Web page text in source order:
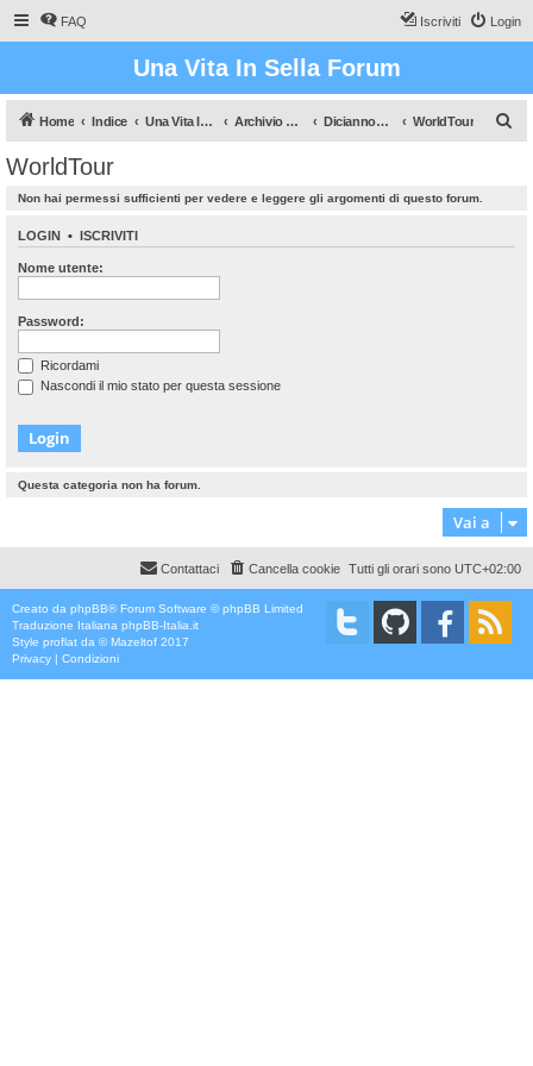
FAQ Login
Iscriviti
Una Vita In Sella Forum
Home Indice Una Vita In Sella (Il gioco che vi farà sudare!) Archivio Dati Diciannovesima stagione WorldTour
WorldTour
Non hai permessi sufficienti per vedere e leggere gli argomenti di questo forum.
LOGIN • ISCRIVITI
Nome utente:
Password:
Ricordami
Nascondi il mio stato per questa sessione
Questa categoria non ha forum.
Vai a
Tutti gli orari sono UTC+02:00
Cancella cookie
Contattaci
Creato da phpBB® Forum Software © phpBB Limited
Traduzione Italiana phpBB-Italia.it
Style proflat da ©Mazeltof 2017
Privacy | Condizioni